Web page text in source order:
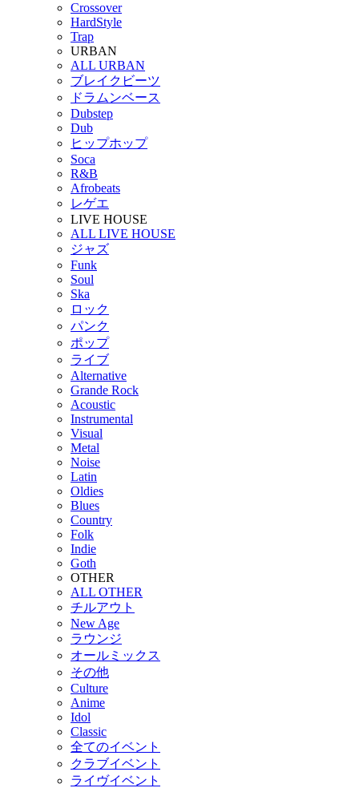
Crossover
HardStyle
Trap
URBAN
ALL URBAN
ブレイクビーツ
ドラムンベース
Dubstep
Dub
ヒップホップ
Soca
R&B
Afrobeats
レゲエ
LIVE HOUSE
ALL LIVE HOUSE
ジャズ
Funk
Soul
Ska
ロック
パンク
ポップ
ライブ
Alternative
Grande Rock
Acoustic
Instrumental
Visual
Metal
Noise
Latin
Oldies
Blues
Country
Folk
Indie
Goth
OTHER
ALL OTHER
チルアウト
New Age
ラウンジ
オールミックス
その他
Culture
Anime
Idol
Classic
全てのイベント
クラブイベント
ライヴイベント